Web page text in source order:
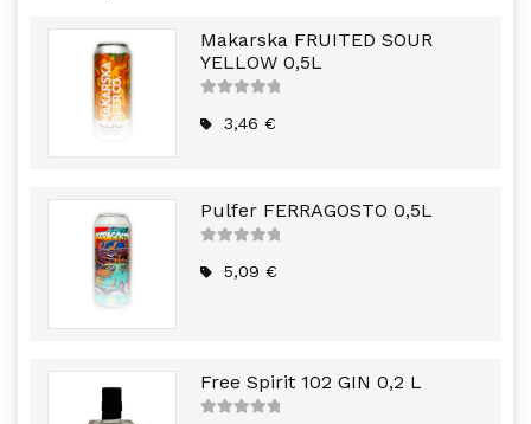
Makarska FRUITED SOUR
YELLOW 0,5L
5
3,46€
Pulfer FERRAGOSTO 0,5L
5
5,09€
Free Spirit 102 GIN 0,2 L